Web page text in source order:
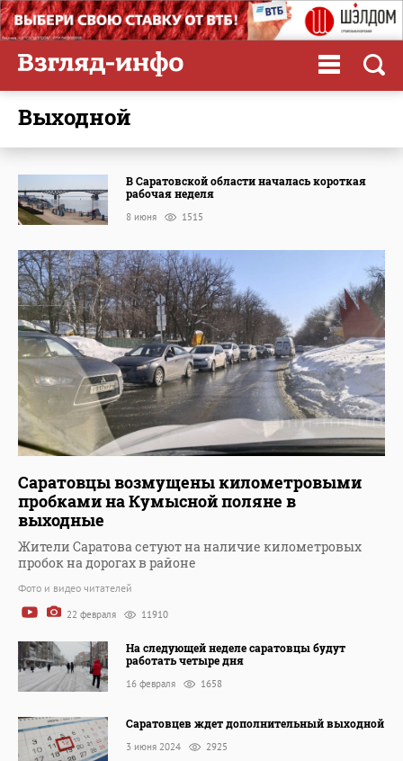
выходной
В Саратовской области началась короткая
рабочая неделя
8 июня 1515
Саратовцы возмущены километровыми
пробками на Кумысной поляне в
выходные
Жители Саратова сетуют на наличие километровых
пробок на дорогах в районе
Фото и видео читателей
22 февраля 11910
На следующей неделе саратовцы будут
работать четыре дня
16 февраля 1658
Саратовцев ждет дополнительный выходной
3 июня 2024 2925